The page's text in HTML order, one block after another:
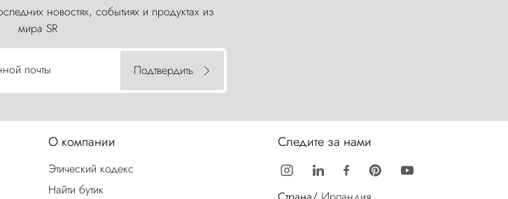
новостях, событиях и продуктах из
мира SR
почты Подтвердить
О компании
Этический кодекс
Найти бутик
Следите за нами